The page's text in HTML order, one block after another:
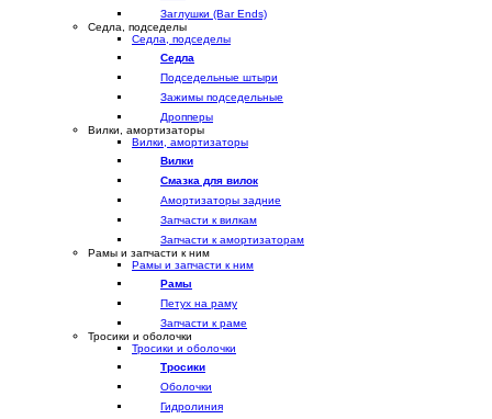
Заглушки (Bar Ends)
Седла, подседелы
Седла, подседелы
Седла
Подседельные штыри
Зажимы подседельные
Дропперы
Вилки, амортизаторы
Вилки, амортизаторы
Вилки
Смазка для вилок
Амортизаторы задние
Запчасти к вилкам
Запчасти к амортизаторам
Рамы и запчасти к ним
Рамы и запчасти к ним
Рамы
Петух на раму
Запчасти к раме
Тросики и оболочки
Тросики и оболочки
Тросики
Оболочки
Гидролиния